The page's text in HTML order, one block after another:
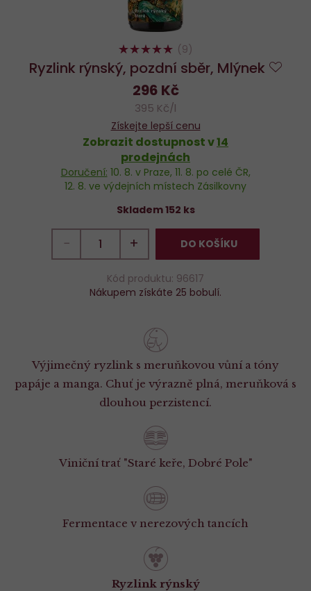
Ryzlink rýnský, pozdní sběr, Mlýnek
98% (9)
Výjimečný ryzlink s meruňkovou vůní a tóny
papáje a manga. Chuť je výrazně plná, meruňková s
dlouhou perzistencí.
Viniční trať "Staré keře, Dobré Pole"
Fermentace v nerezových tancích
Ryzlink rýnský
296 Kč
395 Kč/l
Získejte lepší cenu
Zobrazit dostupnost v14
prodejnách
Doručení: 10. 8. v Praze, 11. 8. po celé ČR,
12. 8. ve výdejních místech Zásilkovny
Skladem 152 ks
− + DO KOŠÍKU
Kód produktu: 96617
Nákupem získáte 25 bobulí.